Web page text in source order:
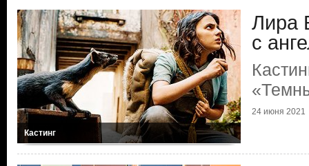
Кастинг
Лира
с
24 июня 2021